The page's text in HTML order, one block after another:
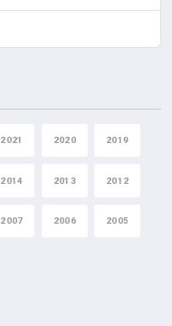
2021 2020 2019
2014 2013 2012
2007 2006 2005